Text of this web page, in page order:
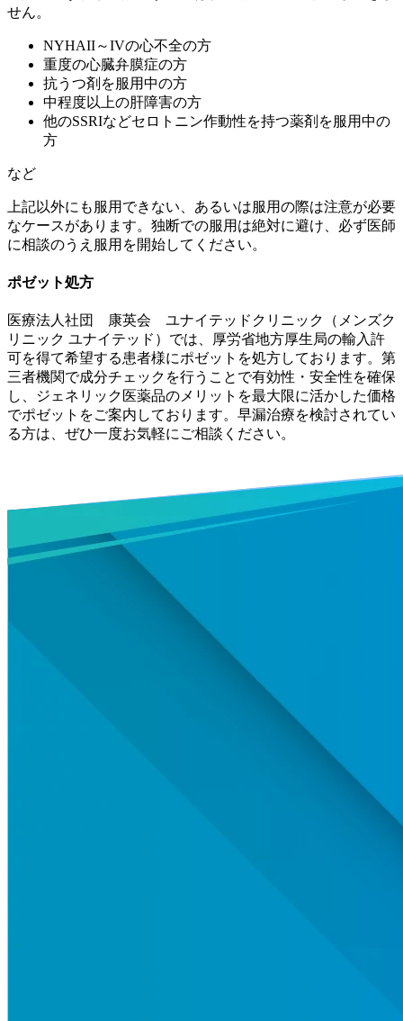
せん。
NYHAII～IVの心不全の方
重度の心臓弁膜症の方
抗うつ剤を服用中の方
中程度以上の肝障害の方
他のSSRIなどセロトニン作動性を持つ薬剤を服用中の
方
など
上記以外にも服用できない、あるいは服用の際は注意が必要
なケースがあります。独断での服用は絶対に避け、必ず医師
に相談のうえ服用を開始してください。
ポゼット処方
医療法人社団 康英会 ユナイテッドクリニック（メンズク
リニック ユナイテッド）では、厚労省地方厚生局の輸入許
可を得て希望する患者様にポゼットを処方しております。第
三者機関で成分チェックを行うことで有効性・安全性を確保
し、ジェネリック医薬品のメリットを最大限に活かした価格
でポゼットをご案内しております。早漏治療を検討されてい
る方は、ぜひ一度お気軽にご相談ください。